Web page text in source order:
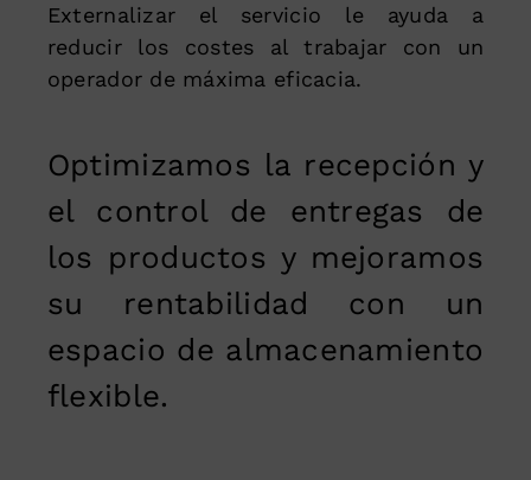
Externalizar el servicio le ayuda a
reducir los costes al trabajar con un
operador de máxima eficacia.
Optimizamos la recepción y
el control de entregas de
los productos y mejoramos
su rentabilidad con un
espacio de almacenamiento
flexible.